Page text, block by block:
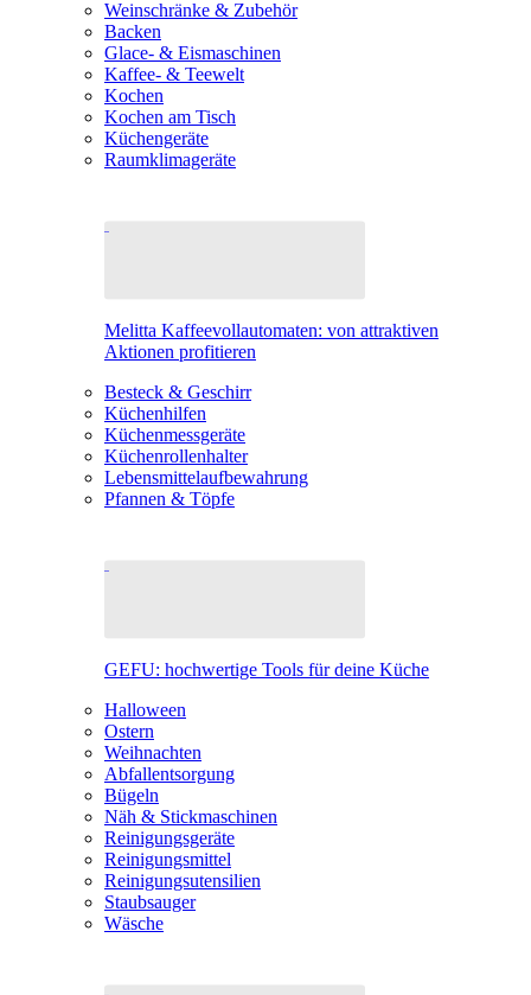
Weinschränke & Zubehör
Backen
Glace- & Eismaschinen
Kaffee- & Teewelt
Kochen
Kochen am Tisch
Küchengeräte
Raumklimageräte
Melitta Kaffeevollautomaten: von attraktiven
Aktionen profitieren
Besteck & Geschirr
Küchenhilfen
Küchenmessgeräte
Küchenrollenhalter
Lebensmittelaufbewahrung
Pfannen & Töpfe
GEFU: hochwertige Tools für deine Küche
Halloween
Ostern
Weihnachten
Abfallentsorgung
Bügeln
Näh & Stickmaschinen
Reinigungsgeräte
Reinigungsmittel
Reinigungsutensilien
Staubsauger
Wäsche